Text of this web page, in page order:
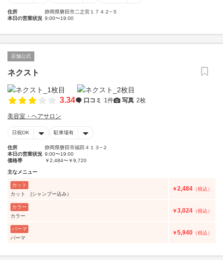
住所
静岡県磐田市二之宮１７４２−５
本日の営業状況 9:00〜19:00
店舗公式
ネクスト
3.34 口コミ 1件 写真 2枚
美容室・ヘアサロン
日祝OK 駐車場有
住所
静岡県磐田市福田４１３−２
本日の営業状況 9:00〜19:00
価格帯
￥2,484〜￥9,720
主なメニュー
カット
カット (シャンプー込み）
￥2,484 （税込）
カラー
カラー
￥3,024 （税込）
パーマ
パーマ
￥5,940 （税込）